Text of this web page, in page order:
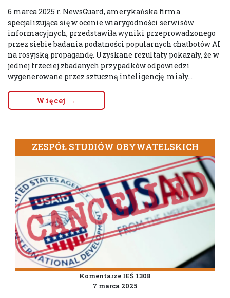
6 marca 2025 r. NewsGuard, amerykańska firma
specjalizująca się w ocenie wiarygodności serwisów
informacyjnych, przedstawiła wyniki przeprowadzonego
przez siebie badania podatności popularnych chatbotów AI
na rosyjską propagandę. Uzyskane rezultaty pokazały, że w
jednej trzeciej zbadanych przypadków odpowiedzi
wygenerowane przez sztuczną inteligencję miały...
Więcej →
ZESPÓŁ STUDIÓW OBYWATELSKICH
Komentarze IEŚ 1308
7 marca 2025